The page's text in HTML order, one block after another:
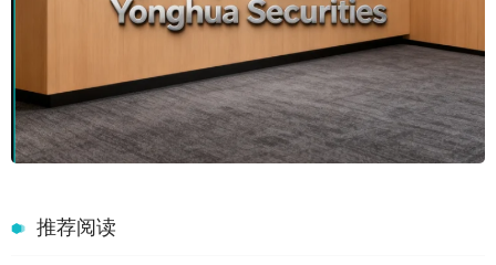
推荐阅读